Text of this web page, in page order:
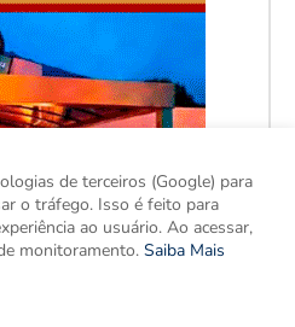
de terceiros (Google) para
o tráfego. Isso é feito para
ao usuário. Ao acessar,
monitoramento. Saiba Mais